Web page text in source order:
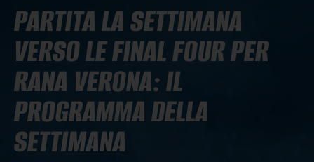
PARTITA LA SETTIMANA
VERSO LE FINAL FOUR PER
RANA VERONA: IL
PROGRAMMA DELLA
SETTIMANA